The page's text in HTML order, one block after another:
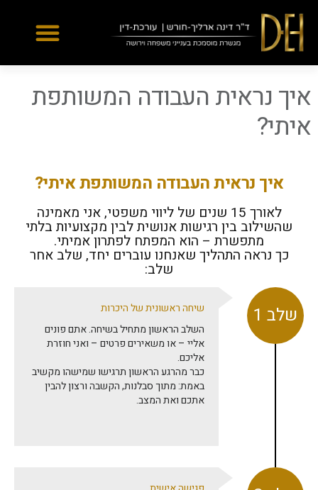
Yes
...
איך נראית העבודה המשותפת
איתי?
איך נראית העבודה המשותפת איתי?
לאורך 15 שנים של ליווי משפטי, אני מאמינה
שהשילוב בין רגישות אנושית לבין מקצועיות בלתי
מתפשרת – הוא המפתח לפתרון אמיתי.
כך נראה התהליך שאנחנו עוברים יחד, שלב אחר
שלב:
שיחה ראשונית של היכרות
השלב הראשון מתחיל בשיחה. אתם פונים
אליי – או משאירים פרטים – ואני חוזרת
אליכם.
כבר מהרגע הראשון תרגישו שמישהו מקשיב
באמת: מתוך סבלנות, הקשבה ורצון להבין
אתכם ואת המצב.
שלב 1